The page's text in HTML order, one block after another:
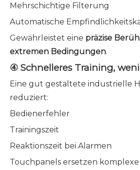
Mehrschichtige Filterung
Automatische
Gewährleistet eine präzise
extremen Bedingungen.
④ Schnelleres Training,
Eine gut gestaltete industrielle
reduziert:
Bedienerfehler
Trainingszeit
Reaktionszeit bei Alarmen
Touchpanels ersetzen